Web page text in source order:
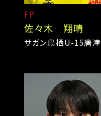
FP
佐々木 翔晴
サガン鳥栖U-15唐津